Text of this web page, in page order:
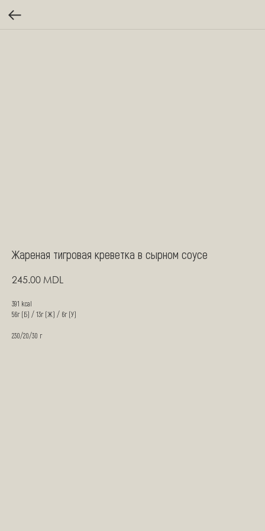
Жареная тигровая креветка в сырном соусе
245.00 MDL
391 kcal
56г (Б) / 13г (Ж) / 6г (У)
230/20/30 г